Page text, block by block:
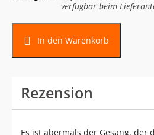
verfügbar beim
In den Warenkorb
Rezension
Es ist abermals der Gesang, der